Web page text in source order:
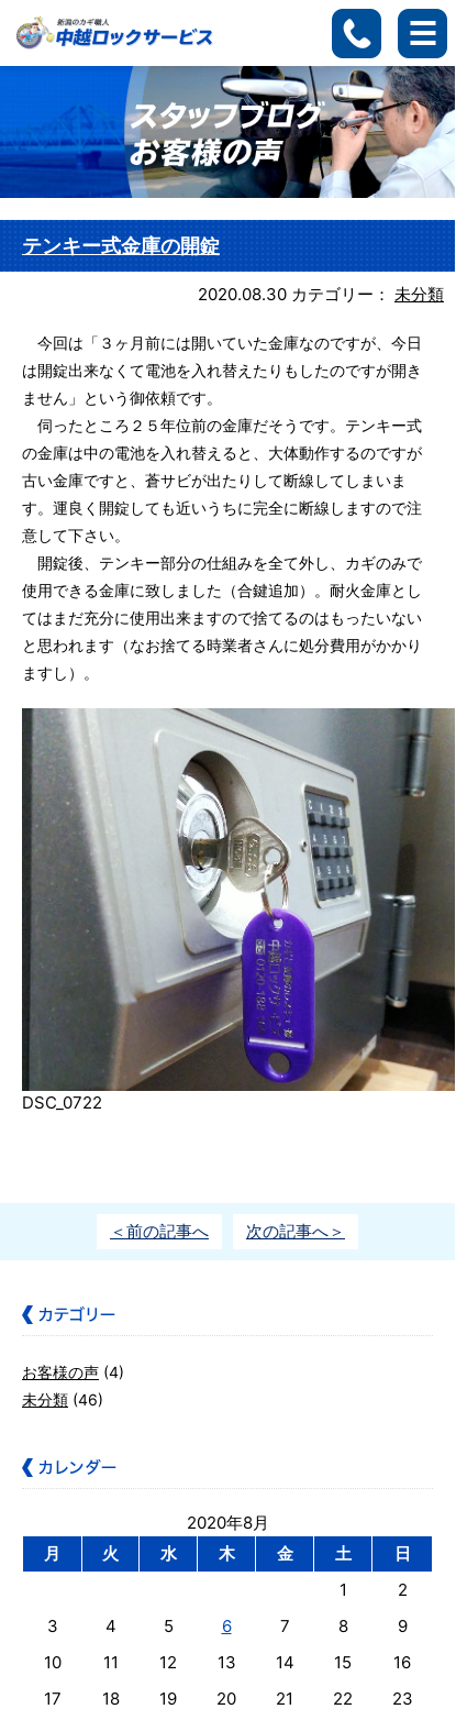
テンキー式金庫の開錠
2020.08.30 カテゴリー： 未分類
今回は「３ヶ月前には開いていた金庫なのですが、今日
は開錠出来なくて電池を入れ替えたりもしたのですが開き
ません」という御依頼です。
伺ったところ２５年位前の金庫だそうです。テンキー式
の金庫は中の電池を入れ替えると、大体動作するのですが
古い金庫ですと、蒼サビが出たりして断線してしまいま
す。運良く開錠しても近いうちに完全に断線しますので注
意して下さい。
開錠後、テンキー部分の仕組みを全て外し、カギのみで
使用できる金庫に致しました（合鍵追加）。耐火金庫とし
てはまだ充分に使用出来ますので捨てるのはもったいない
と思われます（なお捨てる時業者さんに処分費用がかかり
ますし）。
DSC_0722
＜前の記事へ 次の記事へ＞
お客様の声 (4)
未分類 (46)
2020年8月
月
火 水 木 金 土
日
1
2
3
4 5 6 7 8
9
10
11 12 13 14 15
16
17
18 19 20 21 22
23